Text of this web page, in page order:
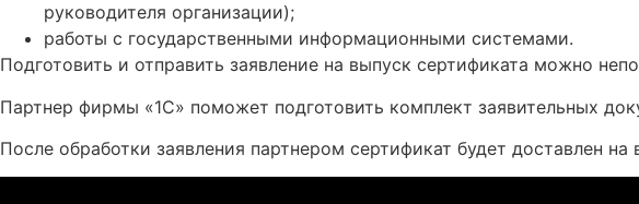
руководителя организации);
работы с государственными информационными системами.
Подготовить и отправить заявление на выпуск сертификата можно
Партнер фирмы «1С» поможет подготовить комплект заявительных
После обработки заявления партнером сертификат будет доставлен